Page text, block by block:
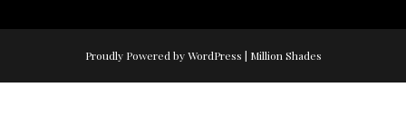
Proudly Powered by WordPress | Million Shades